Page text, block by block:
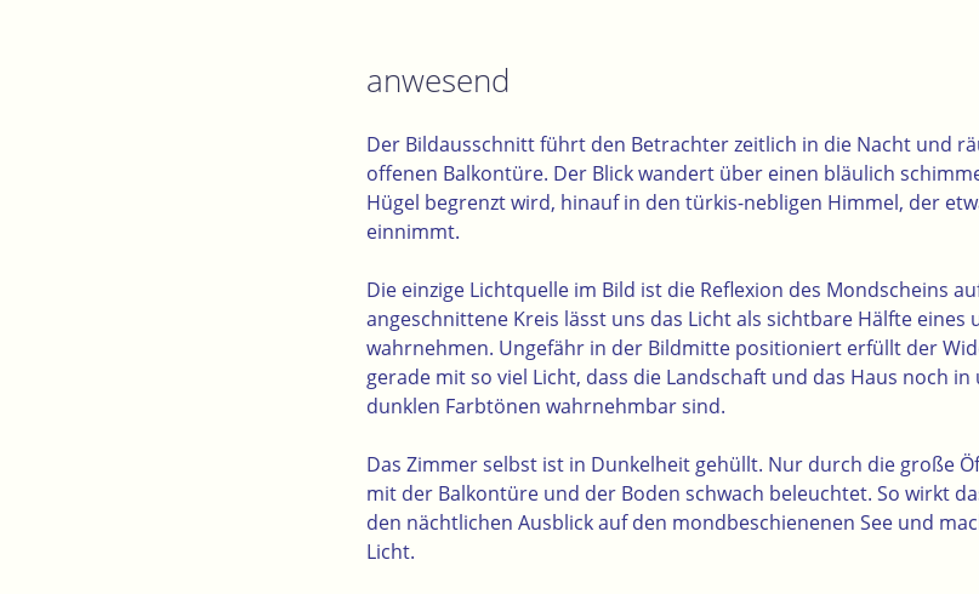
anwesend
Der Bildausschnitt führt den Betrachter zeitlich in die Nacht und
offenen Balkontüre. Der Blick wandert über einen bläulich
Hügel begrenzt wird, hinauf in den türkis-nebligen Himmel, der
einnimmt.
Die einzige Lichtquelle im Bild ist die Reflexion des Mondscheins
angeschnittene Kreis lässt uns das Licht als sichtbare Hälfte eines
wahrnehmen. Ungefähr in der Bildmitte positioniert erfüllt der
gerade mit so viel Licht, dass die Landschaft und das Haus noch
dunklen Farbtönen wahrnehmbar sind.
Das Zimmer selbst ist in Dunkelheit gehüllt. Nur durch die große
mit der Balkontüre und der Boden schwach beleuchtet. So wirkt
den nächtlichen Ausblick auf den mondbeschienenen See und
Licht.